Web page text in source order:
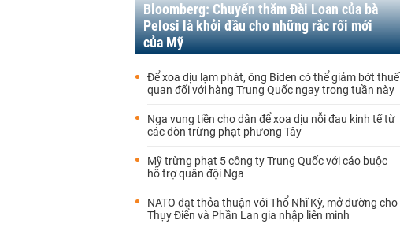
Bloomberg: Chuyến thăm Đài Loan của bà
Pelosi là khởi đầu cho những rắc rối mới
của Mỹ
Để xoa dịu lạm phát, ông Biden có thể giảm bớt thuế
quan đối với hàng Trung Quốc ngay trong tuần này
Nga vung tiền cho dân để xoa dịu nỗi đau kinh tế từ
các đòn trừng phạt phương Tây
Mỹ trừng phạt 5 công ty Trung Quốc với cáo buộc
hỗ trợ quân đội Nga
NATO đạt thỏa thuận với Thổ Nhĩ Kỳ, mở đường cho
Thụy Điển và Phần Lan gia nhập liên minh